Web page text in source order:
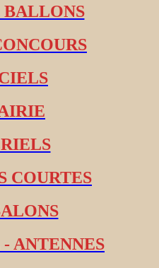
BALLONS
COURTES
ANTENNES